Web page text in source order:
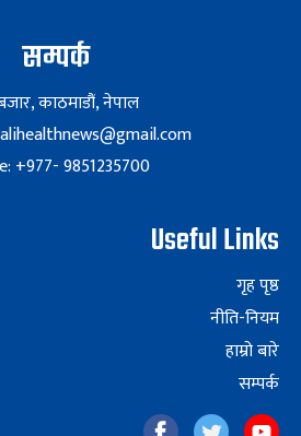
सम्पर्क
काठमाडौं, नेपाल
+977- 9851235700
Useful Links
गृह पृष्ठ
नीति-नियम
हाम्रो बारे
सम्पर्क